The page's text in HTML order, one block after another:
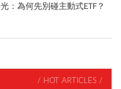
：為何先別碰主動式ETF？
/ HOT ARTICLES /